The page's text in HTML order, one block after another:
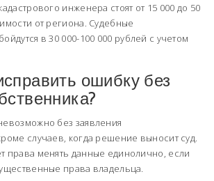
инженера стоят от 15 000 до 50
от региона. Судебные
в 30 000-100 000 рублей с учетом
ошибку без
без заявления
случаев, когда решение выносит суд.
права менять данные единолично, если
права владельца.